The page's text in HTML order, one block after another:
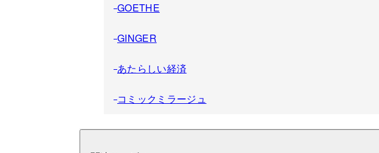
GOETHE
GINGER
あたらしい経済
コミックミラージュ